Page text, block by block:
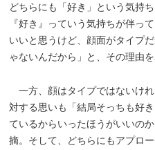
どちらにも「好き」という気持
『好き』っていう気持ちが伴っ
いいと思うけど、顔面がタイプ
ゃないんだから」と、その理由
一方、顔はタイプではないけ
対する思いも「結局そっちも好
ているからいったほうがいいの
摘。そして、どちらにもアプロ